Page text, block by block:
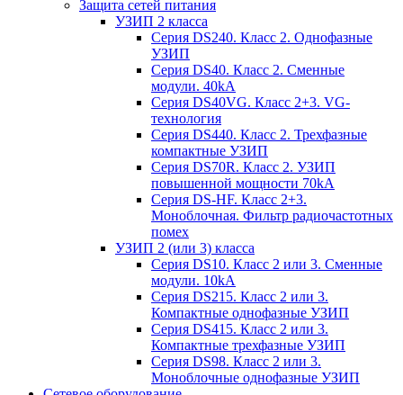
Защита сетей питания
УЗИП 2 класса
Серия DS240. Класс 2. Однофазные
УЗИП
Серия DS40. Класс 2. Сменные
модули. 40kA
Серия DS40VG. Класс 2+3. VG-
технология
Серия DS440. Класс 2. Трехфазные
компактные УЗИП
Серия DS70R. Класс 2. УЗИП
повышенной мощности 70kA
Серия DS-HF. Класс 2+3.
Моноблочная. Фильтр радиочастотных
помех
УЗИП 2 (или 3) класса
Серия DS10. Класс 2 или 3. Сменные
модули. 10kA
Серия DS215. Класс 2 или 3.
Компактные однофазные УЗИП
Серия DS415. Класс 2 или 3.
Компактные трехфазные УЗИП
Серия DS98. Класс 2 или 3.
Моноблочные однофазные УЗИП